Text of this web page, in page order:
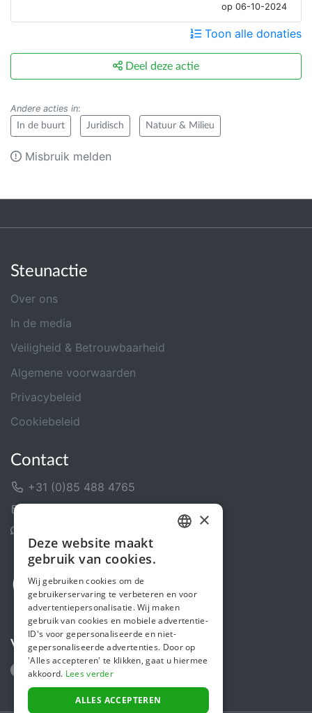
op 06-10-2024
Toon alle donaties
Deel deze actie
Andere acties in:
In de buurt Juridisch Natuur & Milieu
Misbruik melden
Steunactie
Over ons
In de media
Veiligheid & Betrouwbaarheid
Algemene voorwaarden
Privacybeleid
Cookiebeleid
Contact
+31 (0)85 488 4765
Volg ons
ENGLISH
×
Deze website maakt
gebruik van cookies.
Wij gebruiken cookies om de
gebruikerservaring te verbeteren en voor
advertentiepersonalisatie. Wij maken
gebruik van cookies en mobiele advertentie-
ID's voor gepersonaliseerde en niet-
gepersonaliseerde advertenties. Door op
'Alles accepteren' te klikken, gaat u hiermee
akkoord. Lees verder
ALLES ACCEPTEREN